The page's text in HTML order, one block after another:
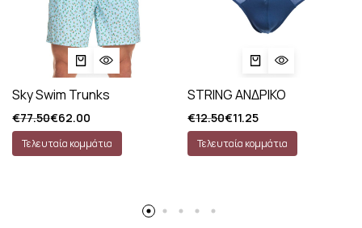
Sky Swim Trunks
€77.50€62.00
Τελευταία κομμάτια
STRING ΑΝΔΡΙΚΟ
€12.50€11.25
Τελευταία κομμάτια